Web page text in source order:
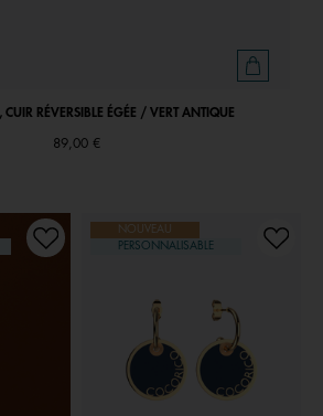
RÉVERSIBLE ÉGÉE / VERT ANTIQUE
89,00 €
NOUVEAU
PERSONNALISABLE